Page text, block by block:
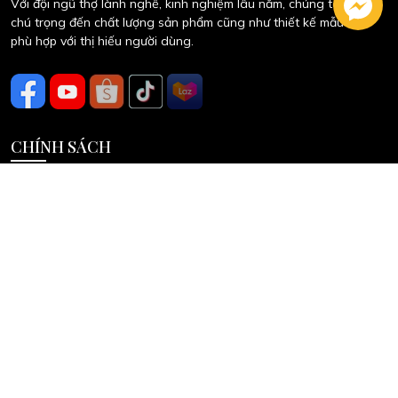
NỘI THẤT AN VIỆT
Hotline: 0966.883.949
Email: noithatanviet.com@gmail.com
Với đội ngũ thợ lành nghề, kinh nghiệm lâu năm, chúng tôi luôn
chú trọng đến chất lượng sản phẩm cũng như thiết kế mẫu mã